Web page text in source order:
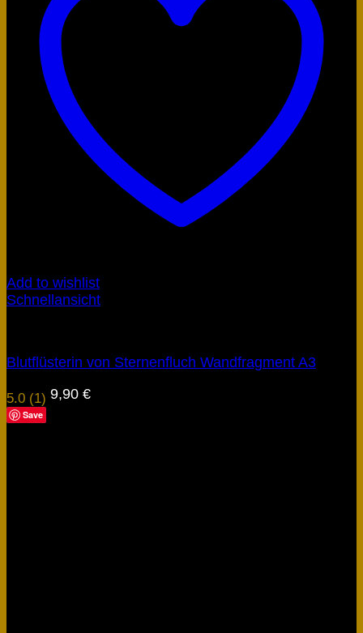
Add to wishlist
Schnellansicht
Blutflüsterin von Sternenfluch Wandfragment A3
5.0 (1) 9,90 €
Save